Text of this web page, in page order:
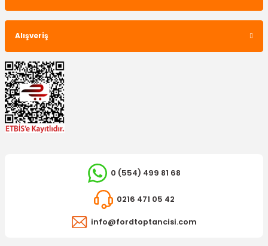
410,84 TL
Alışveriş
0 (554) 499 81 68
0216 471 05 42
info@fordtoptancisi.com